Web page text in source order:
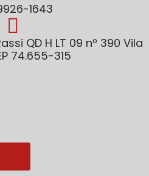
1643
QD H LT 09 nº 390 Vila
74.655-315